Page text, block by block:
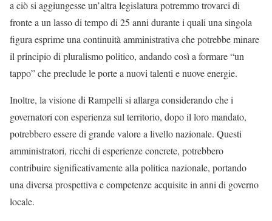
a ciò si aggiungesse un’altra legislatura potremmo trovarci di
fronte a un lasso di tempo di 25 anni durante i quali una singola
figura esprime una continuità amministrativa che potrebbe minare
il principio di pluralismo politico, andando così a formare “un
tappo” che preclude le porte a nuovi talenti e nuove energie.
Inoltre, la visione di Rampelli si allarga considerando che i
governatori con esperienza sul territorio, dopo il loro mandato,
potrebbero essere di grande valore a livello nazionale. Questi
amministratori, ricchi di esperienze concrete, potrebbero
contribuire significativamente alla politica nazionale, portando
una diversa prospettiva e competenze acquisite in anni di governo
locale.